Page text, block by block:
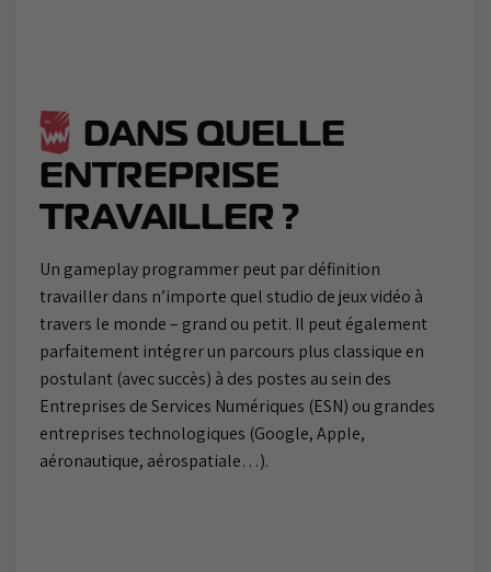
DANS QUELLE
ENTREPRISE
TRAVAILLER ?
Un gameplay programmer peut par définition
travailler dans n’importe quel studio de jeux vidéo à
travers le monde – grand ou petit. Il peut également
parfaitement intégrer un parcours plus classique en
postulant (avec succès) à des postes au sein des
Entreprises de Services Numériques (ESN) ou grandes
entreprises technologiques (Google, Apple,
aéronautique, aérospatiale…).